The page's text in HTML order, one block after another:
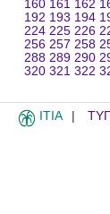
160 161 162
192 193 194
224 225 226
256 257 258
288 289 290
320 321 322
ITIA